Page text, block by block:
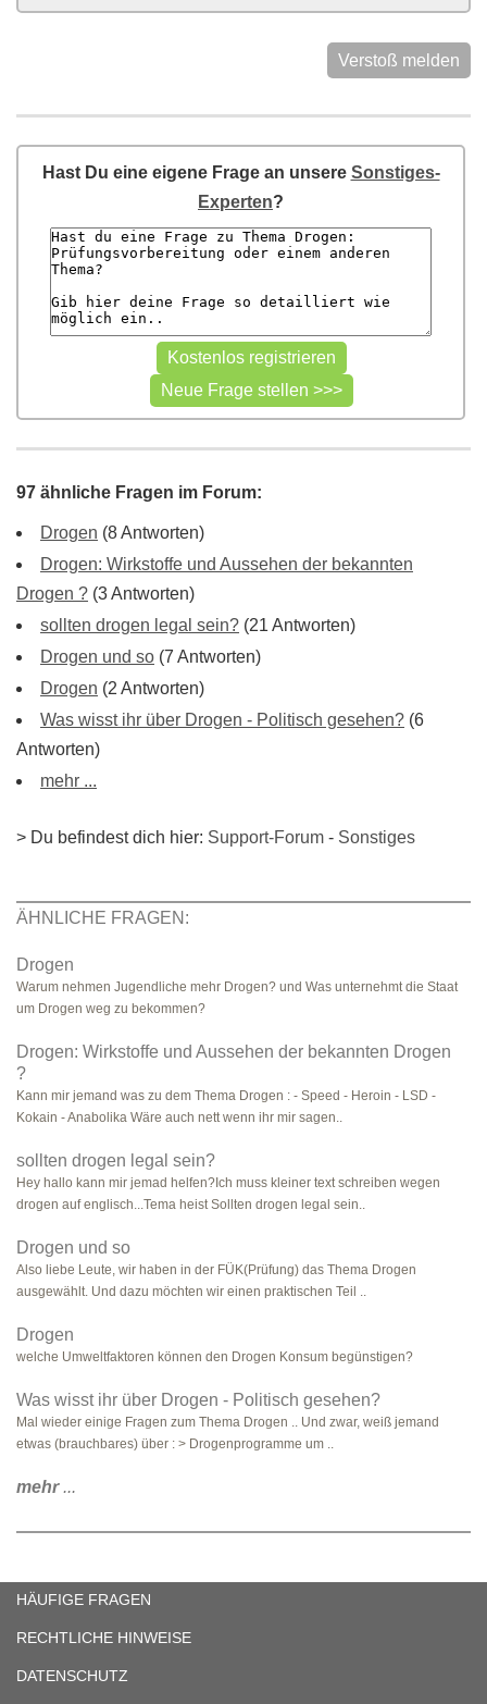
Verstoß melden
Hast Du eine eigene Frage an unsere Sonstiges-
Experten?
97 ähnliche Fragen im Forum:
Drogen (8 Antworten)
Drogen: Wirkstoffe und Aussehen der bekannten
Drogen ? (3 Antworten)
sollten drogen legal sein? (21 Antworten)
Drogen und so (7 Antworten)
Drogen (2 Antworten)
Was wisst ihr über Drogen - Politisch gesehen? (6
Antworten)
mehr ...
> Du befindest dich hier: Support-Forum - Sonstiges
ÄHNLICHE FRAGEN:
Drogen
Warum nehmen Jugendliche mehr Drogen? und Was unternehmt die Staat
um Drogen weg zu bekommen?
Drogen: Wirkstoffe und Aussehen der bekannten Drogen
?
Kann mir jemand was zu dem Thema Drogen : - Speed - Heroin - LSD -
Kokain - Anabolika Wäre auch nett wenn ihr mir sagen..
sollten drogen legal sein?
Hey hallo kann mir jemad helfen?Ich muss kleiner text schreiben wegen
drogen auf englisch...Tema heist Sollten drogen legal sein..
Drogen und so
Also liebe Leute, wir haben in der FÜK(Prüfung) das Thema Drogen
ausgewählt. Und dazu möchten wir einen praktischen Teil ..
Drogen
welche Umweltfaktoren können den Drogen Konsum begünstigen?
Was wisst ihr über Drogen - Politisch gesehen?
Mal wieder einige Fragen zum Thema Drogen .. Und zwar, weiß jemand
etwas (brauchbares) über : > Drogenprogramme um ..
mehr...
HÄUFIGE FRAGEN
RECHTLICHE HINWEISE
DATENSCHUTZ